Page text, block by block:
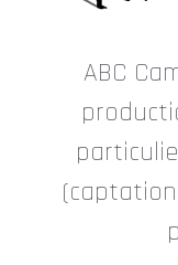
ABC